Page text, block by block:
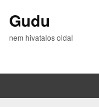
Gudu
nem hivatalos oldal